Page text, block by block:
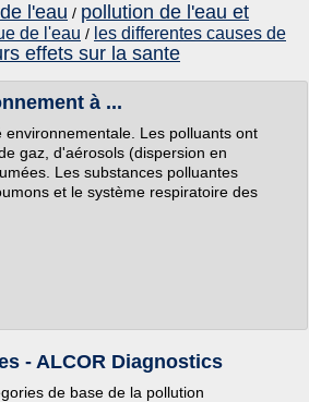
l'eau / pollution de l'eau et
de l'eau / les differentes causes de
effets sur la sante
à ...
Les polluants ont
gaz, d'aérosols (dispersion en
Les substances polluantes
et le système respiratoire des
- ALCOR Diagnostics
de base de la pollution